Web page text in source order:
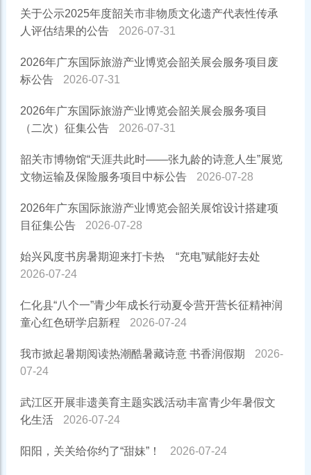
关于公示2025年度韶关市非物质文化遗产代表性传承
人评估结果的公告
2026-07-31
2026年广东国际旅游产业博览会韶关展会服务项目废
标公告
2026-07-31
2026年广东国际旅游产业博览会韶关展会服务项目
（二次）征集公告
2026-07-31
韶关市博物馆“天涯共此时——张九龄的诗意人生”展览
文物运输及保险服务项目中标公告
2026-07-28
2026年广东国际旅游产业博览会韶关展馆设计搭建项
目征集公告
2026-07-28
始兴风度书房暑期迎来打卡热 “充电”赋能好去处
2026-07-24
仁化县“八个一”青少年成长行动夏令营开营长征精神润
童心红色研学启新程
2026-07-24
我市掀起暑期阅读热潮酷暑藏诗意 书香润假期
2026-
07-24
武江区开展非遗美育主题实践活动丰富青少年暑假文
化生活
2026-07-24
阳阳，关关给你约了“甜妹”！ 2026-07-24